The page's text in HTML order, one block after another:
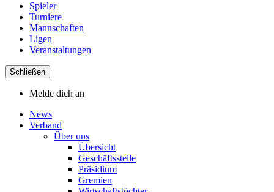
Spieler
Turniere
Mannschaften
Ligen
Veranstaltungen
Schließen
Melde dich an
News
Verband
Über uns
Übersicht
Geschäftsstelle
Präsidium
Gremien